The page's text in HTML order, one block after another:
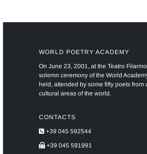
WORLD POETRY ACADEMY
On June 23, 2001, at the Teatro
solemn ceremony of the World
held, attended by some fifty poets from
cultural areas of the world.
CONTACTS
+39 045 592544
+39 045 591991